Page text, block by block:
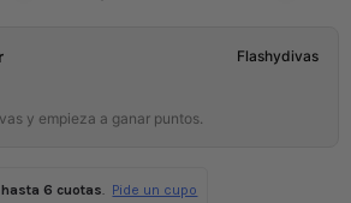
Flashydivas
y empieza a ganar puntos.